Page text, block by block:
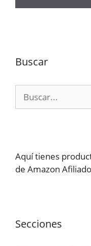
Buscar
Aquí tienes
de Amazon
Secciones